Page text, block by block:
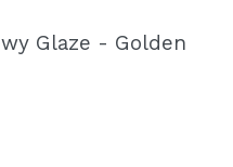
podrás realizar
el estado de tus
Glaze - Golden